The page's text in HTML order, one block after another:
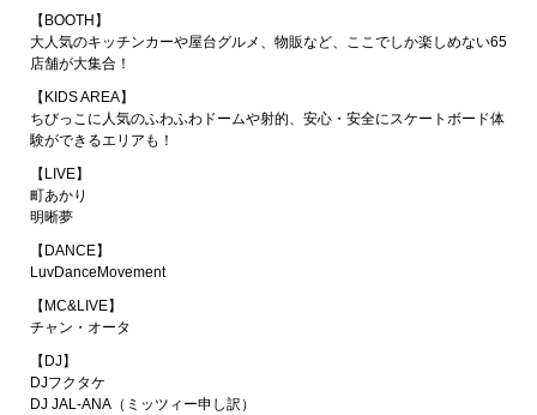
【BOOTH】
大人気のキッチンカーや屋台グルメ、物販など、ここでしか楽しめない65
店舗が大集合！
【KIDS AREA】
ちびっこに人気のふわふわドームや射的、安心・安全にスケートボード体
験ができるエリアも！
【LIVE】
町あかり
明晰夢
【DANCE】
LuvDanceMovement
【MC&LIVE】
チャン・オータ
【DJ】
DJフクタケ
DJ JAL-ANA（ミッツィー申し訳）